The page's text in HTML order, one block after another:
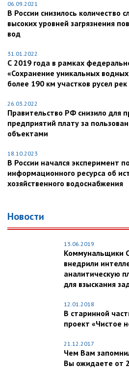
06.09.2021
В России снизилось количество
высоких уровней загрязнения
вод
31.01.2022
С 2019 года в рамках
«Сохранение уникальных
более 190 км участков русел рек
26.03.2022
Правительство РФ снизило для
предприятий плату за
объектами
18.10.2023
В России начался эксперимент
информационного ресурса об
хозяйственного водоснабжения
Новости
13.06.2019
Коммунальщики
внедрили
аналитическую
для взыскания
12.01.2018
В старинной
проект «Чистое
21.12.2017
Чем Вам
Вы ожидаете от